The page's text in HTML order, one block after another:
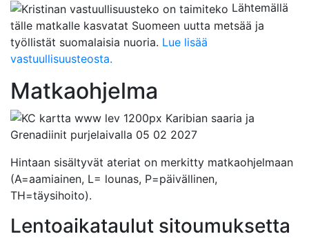
Lähtemällä
tälle matkalle kasvatat Suomeen uutta metsää ja
työllistät suomalaisia nuoria. Lue lisää
vastuullisuusteosta.
Matkaohjelma
Hintaan sisältyvät ateriat on merkitty matkaohjelmaan
(A=aamiainen, L= lounas, P=päivällinen,
TH=täysihoito).
Lentoaikataulut sitoumuksetta